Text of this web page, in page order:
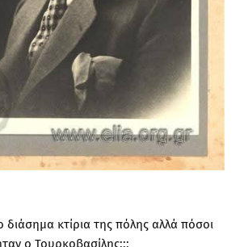
διάσημα κτίρια της πόλης αλλά πόσοι
ο Τουρκοβασίλης;;;